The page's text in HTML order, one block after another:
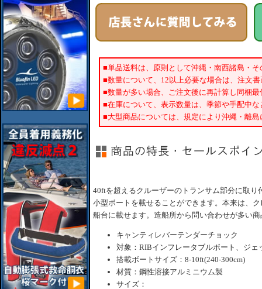
■単品送料は、原則として沖縄・南西諸島・
■数量について、12以上必要な場合は、注文
■数量が多い場合、ご注文後に再計算し同梱
■在庫について、表示数量は、季節や手配中
■大型商品については、規定により沖縄・離
40ftを超えるクルーザーのトランサム部分に取
小型ボートを載せることができます。本来は、
船台に載せます。造船所から問い合わせが多い商
キャンティレバーテンダーチョック
対象：RIBインフレータブルボート、ジェ
搭載ボートサイズ：8-10ft(240-300cm)
材質：鋼性溶接アルミニウム製
サイズ：